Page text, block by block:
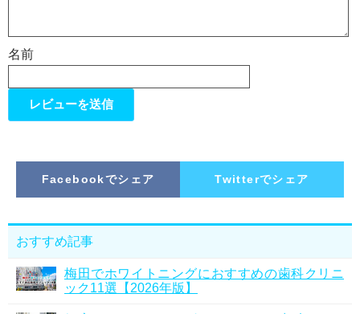
名前
Facebookでシェア Twitterでシェア
おすすめ記事
梅田でホワイトニングにおすすめの歯科クリニ
ック11選【2026年版】